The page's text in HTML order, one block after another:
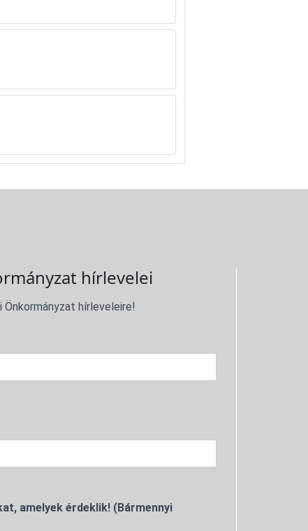
hírlevelei
hírleveleire!
amelyek érdeklik! (Bármennyi